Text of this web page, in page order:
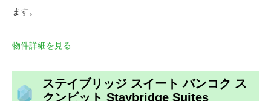
ます。
物件詳細を見る
ステイブリッジ スイート バンコク ス
クンビット Staybridge Suites